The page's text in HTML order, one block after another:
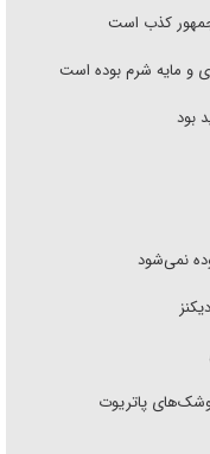
جمهور کذب است
و مایه شرم بوده است
بود
نمی‌شود
پاتریوت